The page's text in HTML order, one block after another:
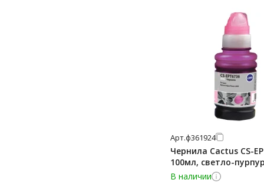
Арт.ф361924
Чернила Cactus CS-
100мл, светло-
В наличии